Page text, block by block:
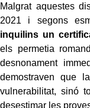
Malgrat aquestes
2021 i segons
inquilins un
els permetia
desnonament
demostraven que
vulnerabilitat, sinó
desestimar les